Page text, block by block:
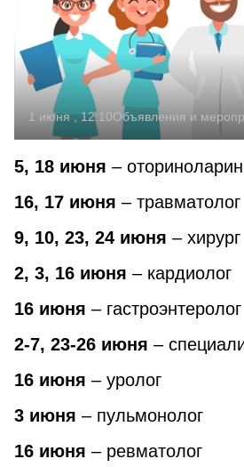
1 июня , 12:10Объявления и
5, 18 июня –
16, 17 июня – травматолог
9, 10, 23, 24 июня – хирург
2, 3, 16 июня – кардиолог
16 июня – гастроэнтеролог
2-7, 23-26 июня –
16 июня – уролог
3 июня – пульмонолог
16 июня – ревматолог